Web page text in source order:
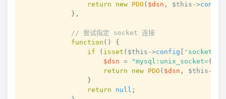
return
new PDO ( $dsn , $this ->config
} ,
// 尝试指定 socket 连接
function ( )
{
if
( isset ( $this ->config 'socket'
$dsn = "mysql:unix_socket={
return
new PDO ( $dsn , $this ->
}
return
null ;